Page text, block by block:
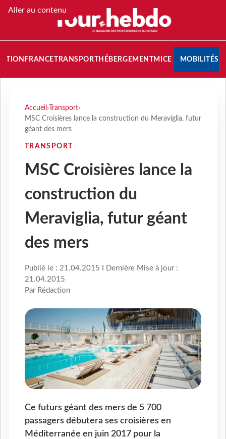
Aller au contenu
FRANCETRANSPORT HÉBERGEMENTMICE MOBILITÉS
Accueil › Transport›
MSC Croisières lance la construction du Meraviglia, futur
géant des mers
TRANSPORT
MSC Croisières lance la
construction du
Meraviglia, futur géant
des mers
Publié le : 21.04.2015 I Dernière Mise à jour :
21.04.2015
Par Rédaction
Ce futurs géant des mers de 5 700
passagers débutera ses croisières en
Méditerranée en juin 2017 pour la